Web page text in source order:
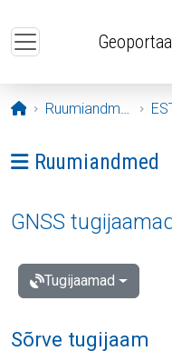
Avaleht
Ruumiandmed
Ava menüü:
Ruumiandmed
GNSS
Tugijaamad
Sõrve tugijaam